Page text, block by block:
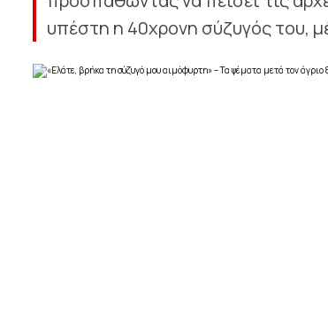
υπέστη η 40χρονη σύζυγός του,